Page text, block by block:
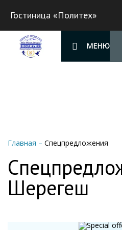
Гостиница «Политех»
МЕНЮ
Главная – Спецпредложения
Шерегеш